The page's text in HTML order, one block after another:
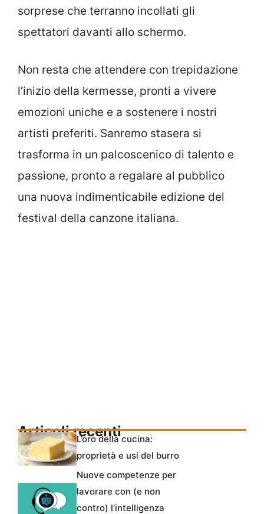
sorprese che terranno incollati gli
spettatori davanti allo schermo.
Non resta che attendere con trepidazione
l’inizio della kermesse, pronti a vivere
emozioni uniche e a sostenere i nostri
artisti preferiti. Sanremo stasera si
trasforma in un palcoscenico di talento e
passione, pronto a regalare al pubblico
una nuova indimenticabile edizione del
festival della canzone italiana.
Articoli recenti
L’oro della cucina:
proprietà e usi del burro
Nuove competenze per
lavorare con (e non
contro) l’intelligenza